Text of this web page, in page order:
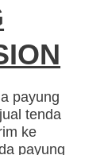
payung
tenda
ke
payung